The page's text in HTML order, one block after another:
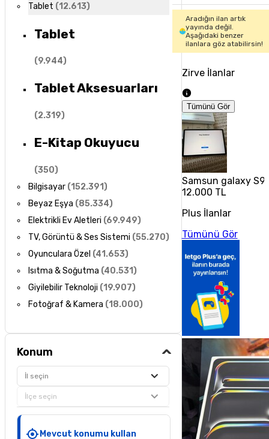
Tablet (12.613)
Tablet
(9.944)
Tablet Aksesuarları
(2.319)
E-Kitap Okuyucu
(350)
Bilgisayar (152.391)
Beyaz Eşya (85.334)
Elektrikli Ev Aletleri (69.949)
TV, Görüntü & Ses Sistemi (55.270)
Oyunculara Özel (41.653)
Isıtma & Soğutma (40.531)
Giyilebilir Teknoloji (19.907)
Fotoğraf & Kamera (18.000)
Konum
İl seçin
İlçe seçin
Mevcut konumu kullan
Aradığın ilan artık
yayında değil.
Aşağıdaki benzer
ilanlara göz atabilirsin!
Zirve İlanlar
Tümünü Gör
Samsun galaxy S9
12.000 TL
Plus İlanlar
Tümünü Gör